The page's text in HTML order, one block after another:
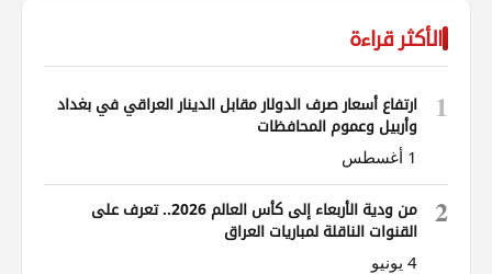
الأكثر قراءة
1
ارتفاع أسعار صرف الدولار مقابل الدينار العراقي في بغداد
وأربيل وعموم المحافظات
1 أغسطس
2
من ودية الأربعاء إلى كأس العالم 2026.. تعرف على
القنوات الناقلة لمباريات العراق
4 يونيو